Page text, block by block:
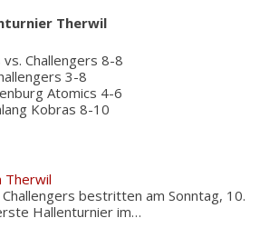
Therwil
Challengers 8-8
3-8
Atomics 4-6
Kobras 8-10
Therwil
bestritten am Sonntag, 10.
Hallenturnier im…